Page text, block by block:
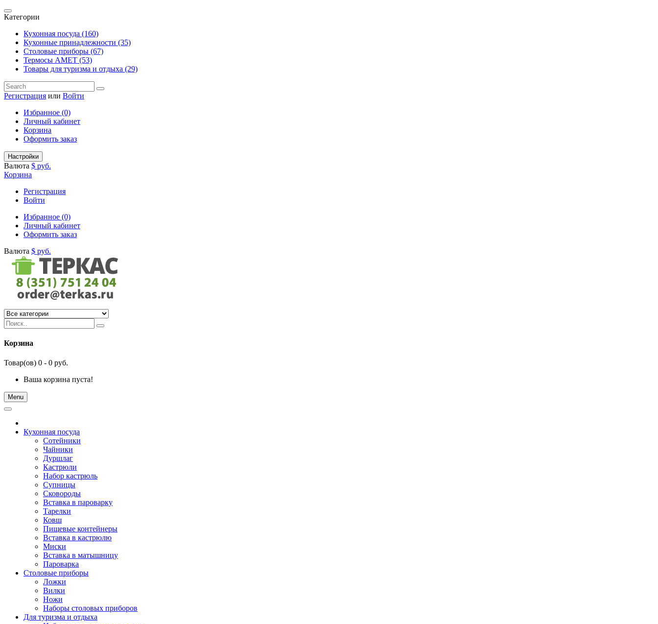
Категории
Кухонная посуда (160)
Кухонные принадлежности (35)
Столовые приборы (67)
Термосы АМЕТ (53)
Товары для туризма и отдыха (29)
Регистрация или Войти
Избранное (0)
Личный кабинет
Корзина
Оформить заказ
Настройки
Валюта $ руб.
Корзина
Регистрация
Войти
Избранное (0)
Личный кабинет
Оформить заказ
Валюта $ руб.
Корзина
Товар(ов) 0 - 0 руб.
Ваша корзина пуста!
Menu
Кухонная посуда
Сотейники
Чайники
Дуршлаг
Кастрюли
Набор кастрюль
Супницы
Сковороды
Вставка в пароварку
Тарелки
Ковш
Пищевые контейнеры
Вставка в кастрюлю
Миски
Вставка в матышницу
Пароварка
Столовые приборы
Ложки
Вилки
Ножи
Наборы столовых приборов
Для туризма и отдыха